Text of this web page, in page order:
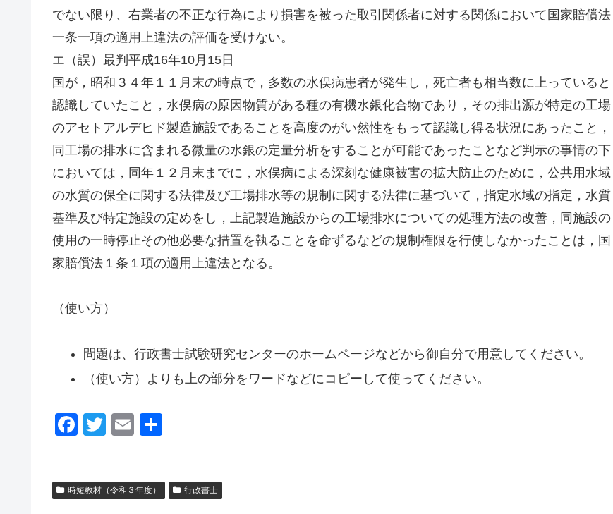
でない限り、右業者の不正な行為により損害を被った取引関係者に対する関係において国家賠償法
一条一項の適用上違法の評価を受けない。
エ（誤）最判平成16年10月15日
国が，昭和３４年１１月末の時点で，多数の水俣病患者が発生し，死亡者も相当数に上っていると
認識していたこと，水俣病の原因物質がある種の有機水銀化合物であり，その排出源が特定の工場
のアセトアルデヒド製造施設であることを高度のがい然性をもって認識し得る状況にあったこと，
同工場の排水に含まれる微量の水銀の定量分析をすることが可能であったことなど判示の事情の下
においては，同年１２月末までに，水俣病による深刻な健康被害の拡大防止のために，公共用水域
の水質の保全に関する法律及び工場排水等の規制に関する法律に基づいて，指定水域の指定，水質
基準及び特定施設の定めをし，上記製造施設からの工場排水についての処理方法の改善，同施設の
使用の一時停止その他必要な措置を執ることを命ずるなどの規制権限を行使しなかったことは，国
家賠償法１条１項の適用上違法となる。
（使い方）
問題は、行政書士試験研究センターのホームページなどから御自分で用意してください。
（使い方）よりも上の部分をワードなどにコピーして使ってください。
F
e
T
er
E
時短教材（令和３年度） 行政書士